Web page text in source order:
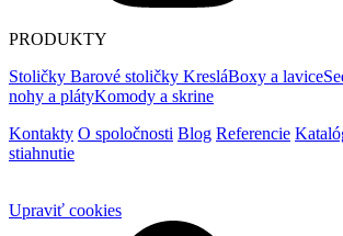
PRODUKTY
Stoličky Barové stoličky KresláBoxy a lavice
nohy a plátyKomody a skrine
Kontakty O spoločnosti Blog Referencie
stiahnutie
Upraviť cookies